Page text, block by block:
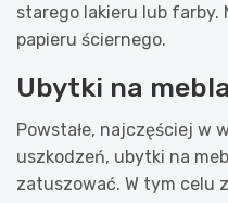
starego lakieru lub farby.
papieru ściernego.
Ubytki na
Powstałe, najczęściej w
uszkodzeń, ubytki na
zatuszować. W tym celu